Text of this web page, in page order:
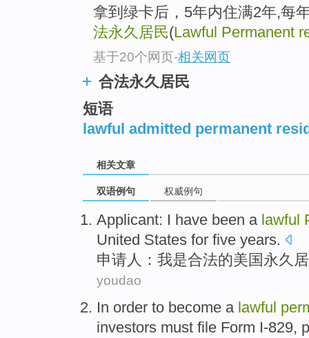
拿到绿卡后，5年内住满2年,每
法永久居民(Lawful Permanent
基于20个网页-相关网页
合法永久居民
短语
lawful admitted permanent
相关文章
双语例句 权威例句
Applicant: I have been a lawful
United States for five years.
申请人 ： 我是合法的美国 永久
youdao
In order to become a lawful
investors must file Form I-829,